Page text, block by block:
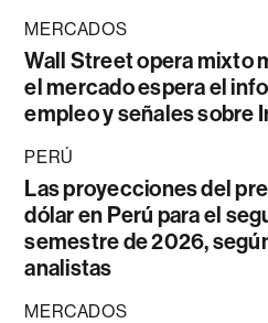
MERCADOS
Wall Street opera mixto
el mercado espera el
empleo y señales sobre
PERÚ
Las proyecciones del
dólar en Perú para el
semestre de 2026,
analistas
MERCADOS